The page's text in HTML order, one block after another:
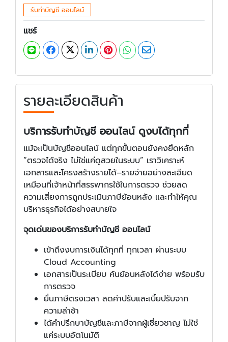
รับทำบัญชี ออนไลน์
แชร์
รายละเอียดสินค้า
บริการรับทำบัญชี ออนไลน์ ดูงบได้ทุกที่
แม้จะเป็นบัญชีออนไลน์ แต่ทุกขั้นตอนยังคงยึดหลัก
“ตรวจได้จริง ไม่ใช่แค่ดูสวยในระบบ” เราวิเคราะห์
เอกสารและโครงสร้างรายได้–รายจ่ายอย่างละเอียด
เหมือนที่เจ้าหน้าที่สรรพากรใช้ในการตรวจ ช่วยลด
ความเสี่ยงการถูกประเมินภาษีย้อนหลัง และทำให้คุณ
บริหารธุรกิจได้อย่างสบายใจ
จุดเด่นของบริการรับทำบัญชี ออนไลน์
เข้าถึงงบการเงินได้ทุกที่ ทุกเวลา ผ่านระบบ
Cloud Accounting
เอกสารเป็นระเบียบ ค้นย้อนหลังได้ง่าย พร้อมรับ
การตรวจ
ยื่นภาษีตรงเวลา ลดค่าปรับและเบี้ยปรับจาก
ความล่าช้า
ได้คำปรึกษาบัญชีและภาษีจากผู้เชี่ยวชาญ ไม่ใช่
แค่ระบบอัตโนมัติ